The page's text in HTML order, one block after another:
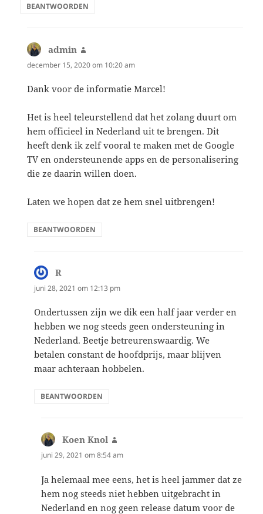
BEANTWOORDEN
admin
december 15, 2020 om 10:20 am
Dank voor de informatie Marcel!
Het is heel teleurstellend dat het zolang duurt om
hem officieel in Nederland uit te brengen. Dit
heeft denk ik zelf vooral te maken met de Google
TV en ondersteunende apps en de personalisering
die ze daarin willen doen.
Laten we hopen dat ze hem snel uitbrengen!
BEANTWOORDEN
R
juni 28, 2021 om 12:13 pm
Ondertussen zijn we dik een half jaar verder en
hebben we nog steeds geen ondersteuning in
Nederland. Beetje betreurenswaardig. We
betalen constant de hoofdprijs, maar blijven
maar achteraan hobbelen.
BEANTWOORDEN
Koen Knol
juni 29, 2021 om 8:54 am
Ja helemaal mee eens, het is heel jammer dat ze
hem nog steeds niet hebben uitgebracht in
Nederland en nog geen release datum voor de